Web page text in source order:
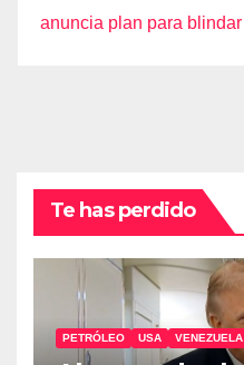
anuncia plan para
Te has perdido
PETRÓLEO USA VENEZUELA